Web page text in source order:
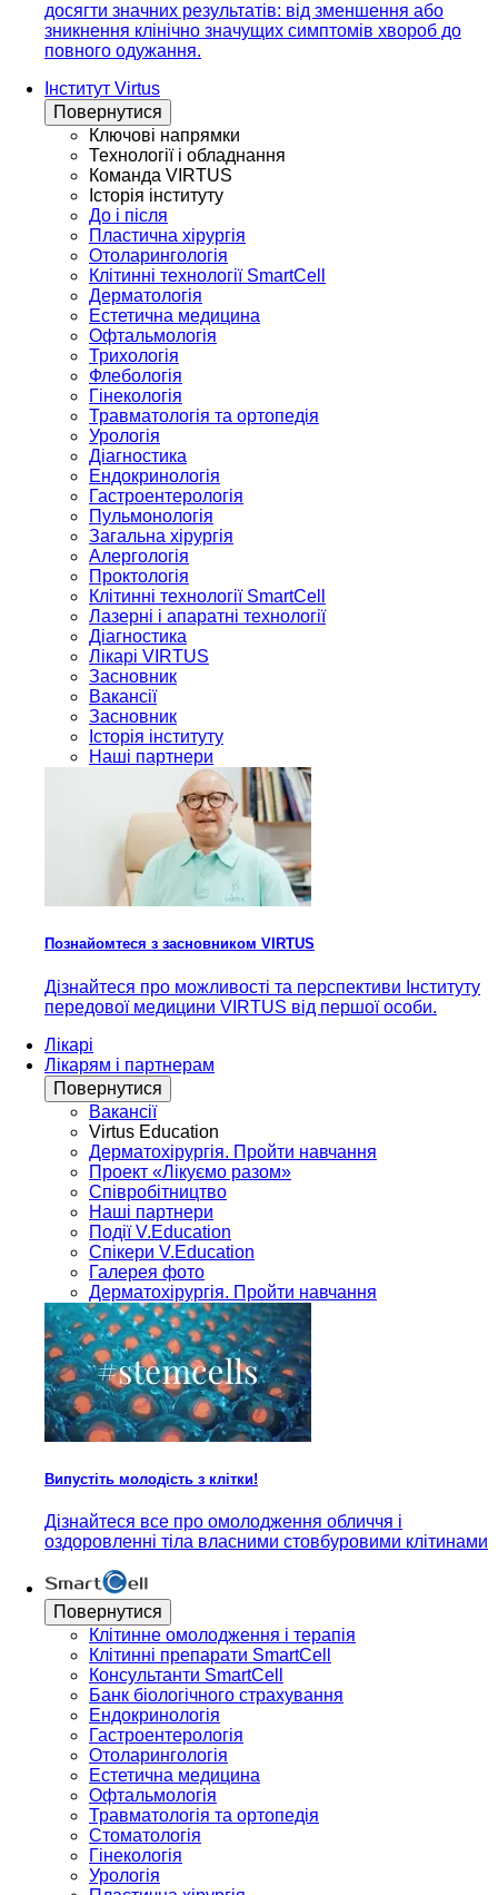
досягти значних результатів: від зменшення або
зникнення клінічно значущих симптомів хвороб до
повного одужання.
Інститут Virtus
Повернутися
Ключові напрямки
Технології і обладнання
Команда VIRTUS
Історія інституту
До і після
Пластична хірургія
Отоларингологія
Клітинні технології SmartCell
Дерматологія
Естетична медицина
Офтальмологія
Трихологія
Флебологія
Гінекологія
Травматологія та ортопедія
Урологія
Діагностика
Ендокринологія
Гастроентерологія
Пульмонологія
Загальна хірургія
Алергологія
Проктологія
Клітинні технології SmartCell
Лазерні і апаратні технології
Діагностика
Лікарі VIRTUS
Засновник
Вакансії
Засновник
Історія інституту
Наші партнери
Познайомтеся з засновником VIRTUS
Дізнайтеся про можливості та перспективи Інституту
передової медицини VIRTUS від першої особи.
Лікарі
Лікарям і партнерам
Повернутися
Вакансії
Virtus Education
Дерматохірургія. Пройти навчання
Проект «Лікуємо разом»
Співробітництво
Наші партнери
Події V.Education
Спікери V.Education
Галерея фото
Дерматохірургія. Пройти навчання
Випустіть молодість з клітки!
Дізнайтеся все про омолодження обличчя і
оздоровленні тіла власними стовбуровими клітинами
Повернутися
Клітинне омолодження і терапія
Клітинні препарати SmartCell
Консультанти SmartCell
Банк бiологiчного страхування
Ендокринологія
Гастроентерологія
Отоларингологія
Естетична медицина
Офтальмологія
Травматологія та ортопедія
Стоматологія
Гінекологія
Урологія